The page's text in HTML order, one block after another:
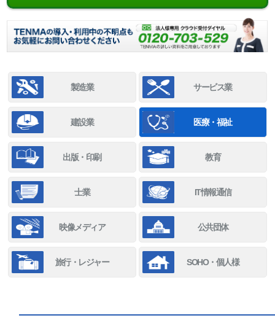
製造業 サービス業
建設業 医療・福祉
出版・印刷 教育
士業 IT情報通信
映像メディア 公共団体
旅行・レジャー SOHO・個人様